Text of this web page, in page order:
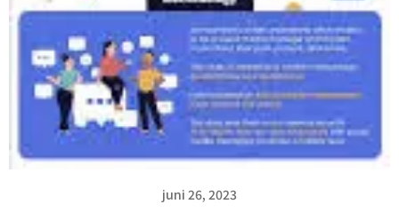
juni 26, 2023